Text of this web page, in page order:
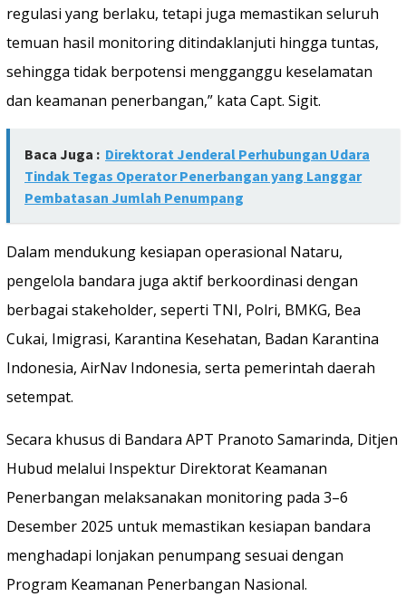
regulasi yang berlaku, tetapi juga memastikan seluruh
temuan hasil monitoring ditindaklanjuti hingga tuntas,
sehingga tidak berpotensi mengganggu keselamatan
dan keamanan penerbangan,” kata Capt. Sigit.
Baca Juga : Direktorat Jenderal Perhubungan Udara
Tindak Tegas Operator Penerbangan yang Langgar
Pembatasan Jumlah Penumpang
Dalam mendukung kesiapan operasional Nataru,
pengelola bandara juga aktif berkoordinasi dengan
berbagai stakeholder, seperti TNI, Polri, BMKG, Bea
Cukai, Imigrasi, Karantina Kesehatan, Badan Karantina
Indonesia, AirNav Indonesia, serta pemerintah daerah
setempat.
Secara khusus di Bandara APT Pranoto Samarinda, Ditjen
Hubud melalui Inspektur Direktorat Keamanan
Penerbangan melaksanakan monitoring pada 3–6
Desember 2025 untuk memastikan kesiapan bandara
menghadapi lonjakan penumpang sesuai dengan
Program Keamanan Penerbangan Nasional.